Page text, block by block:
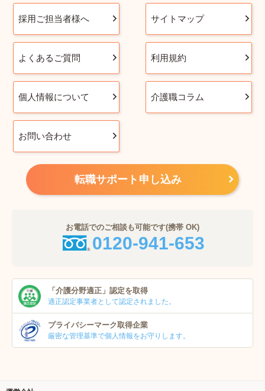
採用ご担当者様へ サイトマップ
よくあるご質問 利用規約
個人情報について 介護職コラム
お問い合わせ
転職サポート申し込み
お電話でのご相談も可能です(携帯 OK)
0120-941-653
「介護分野適正」 認定を取得
適正認定事業者として認定されました。
プライバシーマーク取得企業
厳密な管理基準で個人情報をお守りします。